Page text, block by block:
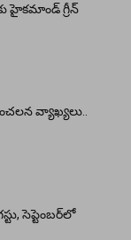
హైకమాండ్ గ్రీన్
వ్యాఖ్యలు..
సెప్టెంబర్‌లో